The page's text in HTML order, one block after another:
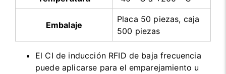
Embalaje
Placa 50 piezas, caja
500 piezas
El CI de inducción RFID de baja frecuencia
puede aplicarse para el emparejamiento u